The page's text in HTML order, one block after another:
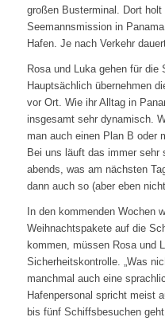
großen Busterminal. Dort
Seemannsmission in
Hafen. Je nach Verkehr
Rosa und Luka gehen für die
Hauptsächlich übernehmen
vor Ort. Wie ihr Alltag in
insgesamt sehr dynamisch.
man auch einen Plan B oder
Bei uns läuft das immer sehr
abends, was am nächsten
dann auch so (aber eben
In den kommenden Wochen
Weihnachtspakete auf die
kommen, müssen Rosa und
Sicherheitskontrolle. „Was
manchmal auch eine
Hafenpersonal spricht meist
bis fünf Schiffsbesuchen